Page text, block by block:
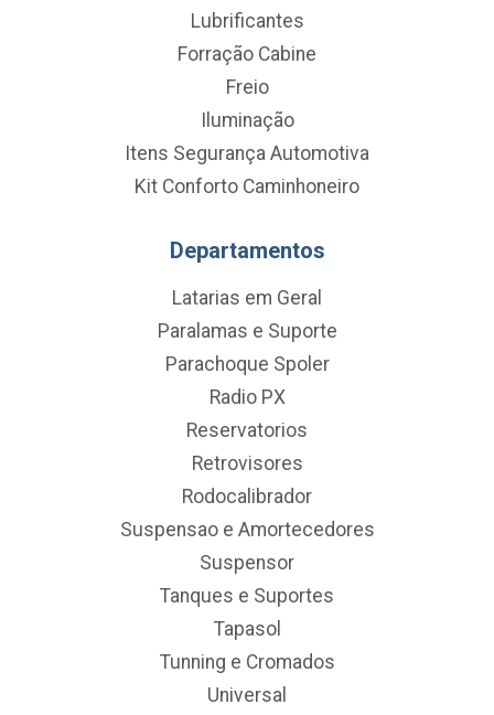
Lubrificantes
Forração Cabine
Freio
Iluminação
Itens Segurança Automotiva
Kit Conforto Caminhoneiro
Departamentos
Latarias em Geral
Paralamas e Suporte
Parachoque Spoler
Radio PX
Reservatorios
Retrovisores
Rodocalibrador
Suspensao e Amortecedores
Suspensor
Tanques e Suportes
Tapasol
Tunning e Cromados
Universal